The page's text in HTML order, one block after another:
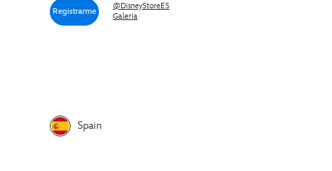
Registrarme
@DisneyStoreES
Galeria
Spain